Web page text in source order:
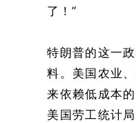
了！”
特朗普的这一
料。美国农业
来依赖低成本
美国劳工统计